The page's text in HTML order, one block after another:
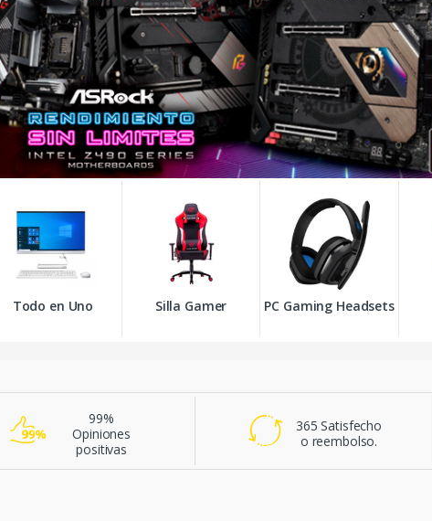
Todo en Uno Silla Gamer PC Gaming Headsets
99%
Opiniones
positivas
365 Satisfecho
o reembolso.